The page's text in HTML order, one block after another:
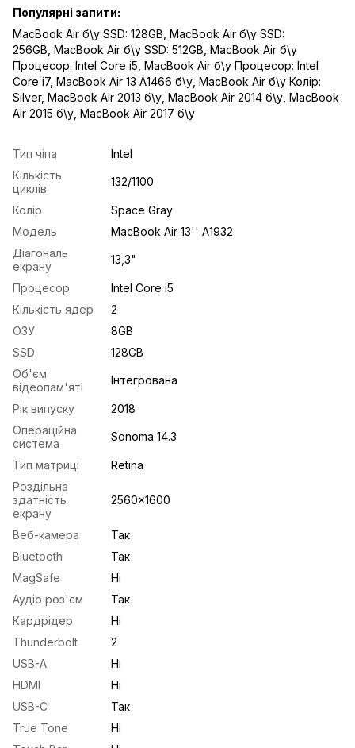
Популярні запити:
MacBook Air б\у SSD: 128GB, MacBook Air б\у SSD:
256GB, MacBook Air б\у SSD: 512GB, MacBook Air б\у
Процесор: Intel Core i5, MacBook Air б\у Процесор: Intel
Core i7, MacBook Air 13 A1466 б\у, MacBook Air б\у Колір:
Silver, MacBook Air 2013 б\у, MacBook Air 2014 б\у, MacBook
Air 2015 б\у, MacBook Air 2017 б\у
Тип чіпа
Intel
Кількість
циклів
132/1100
Колір
Space Gray
Модель
MacBook Air 13'' A1932
Діагональ
екрану
13,3"
Процесор
Intel Core i5
Кількість ядер
2
ОЗУ
8GB
SSD
128GB
Об'єм
відеопам'яті
Інтегрована
Рік випуску
2018
Операційна
система
Sonoma 14.3
Тип матриці
Retina
Роздільна
здатність
екрану
2560x1600
Веб-камера
Так
Bluetooth
Так
MagSafe
Ні
Аудіо роз'єм
Так
Кардрідер
Ні
Thunderbolt
2
USB-A
Ні
HDMI
Ні
USB-С
Так
True Tone
Ні